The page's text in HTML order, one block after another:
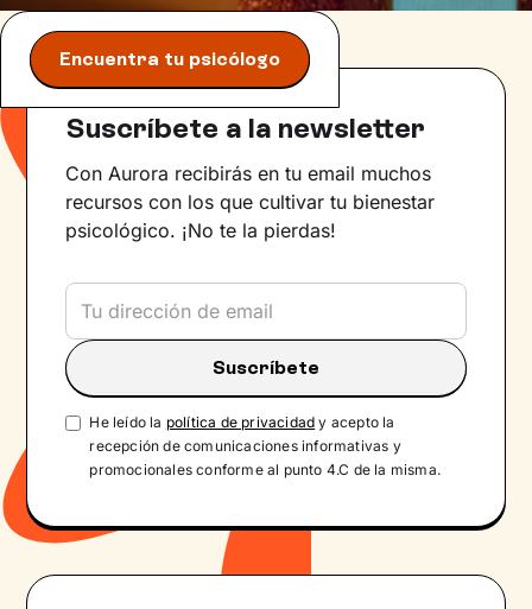
Encuentra tu psicólogo
Suscríbete a la newsletter
Con Aurora recibirás en tu email muchos
recursos con los que cultivar tu bienestar
psicológico. ¡No te la pierdas!
He leído la política de privacidad y acepto la
recepción de comunicaciones informativas y
promocionales conforme al punto 4.C de la misma.